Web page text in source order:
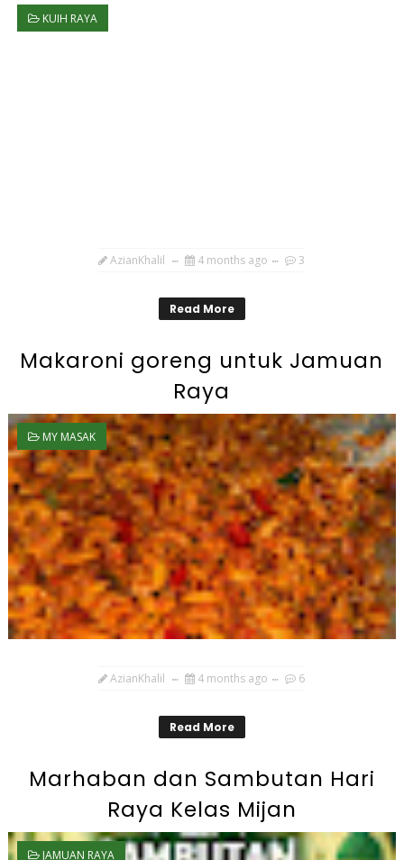
KUIH RAYA
AzianKhalil 4 months ago 3
Read More
Makaroni goreng untuk Jamuan
Raya
MY MASAK
AzianKhalil 4 months ago 6
Read More
Marhaban dan Sambutan Hari
Raya Kelas Mijan
JAMUAN RAYA